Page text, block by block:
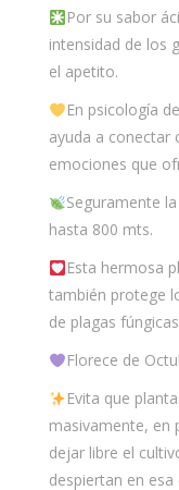
Por su sabor
intensidad de los
el apetito.
En psicología
ayuda a conectar
emociones que
Seguramente
hasta 800 mts.
Esta hermosa
también protege
de plagas
Florece de
Evita que
masivamente, en
dejar libre el
despiertan en